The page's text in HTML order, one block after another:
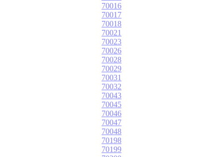
70016
70017
70018
70021
70023
70026
70028
70029
70031
70032
70043
70045
70046
70047
70048
70198
70199